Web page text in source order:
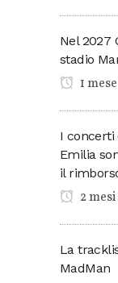
Nel 2027
stadio
1
I concerti
Emilia
il
2
La
MadMan